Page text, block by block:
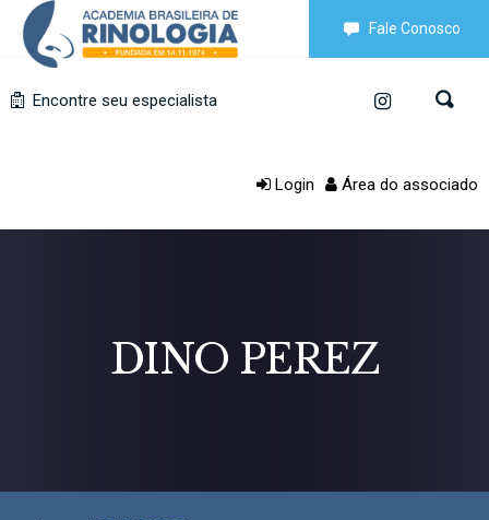
Fale Conosco
Encontre seu especialista
Login Área do associado
DINO PEREZ